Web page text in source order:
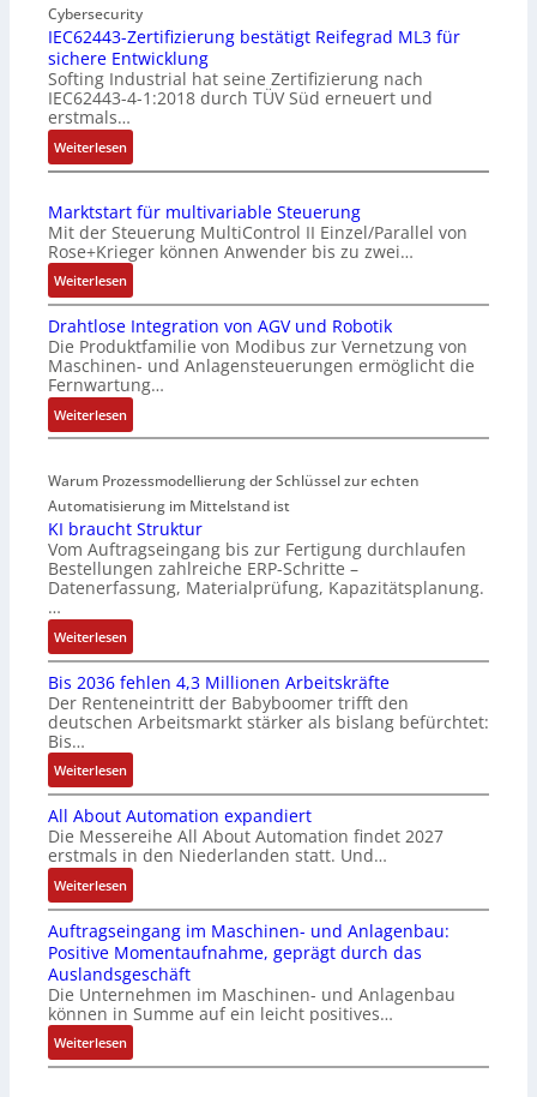
i
n
f
a
c
h
e
S
n
s
o
r
-
n
t
e
g
r
t
i
o
n
i
F
a
n
u
c
C
-
S
y
t
e
m
e
Cybersecurity
IEC62443-Zertifizierung bestätigt Reifegrad ML3 für
sichere Entwicklung
Softing Industrial hat seine Zertifizierung nach
IEC62443-4-1:2018 durch TÜV Süd erneuert und
erstmals…
Weiterlesen:
I
C
6
2
4
4
-
Z
e
r
t
f
i
z
i
e
u
n
b
e
ä
t
i
g
R
e
i
e
g
a
Marktstart für multivariable Steuerung
Mit der Steuerung MultiControl II Einzel/Parallel von
Rose+Krieger können Anwender bis zu zwei…
Weiterlesen:
M
a
r
k
t
s
t
r
t
f
ü
r
m
u
l
t
i
v
r
i
b
l
e
S
e
u
e
r
u
n
Drahtlose Integration von AGV und Robotik
Die Produktfamilie von Modibus zur Vernetzung von
Maschinen- und Anlagensteuerungen ermöglicht die
Fernwartung…
Weiterlesen:
D
a
h
t
l
o
s
e
I
n
t
e
g
r
a
t
i
o
n
v
o
n
A
G
V
u
n
d
Warum Prozessmodellierung der Schlüssel zur echten
Automatisierung im Mittelstand ist
KI braucht Struktur
Vom Auftragseingang bis zur Fertigung durchlaufen
Bestellungen zahlreiche ERP-Schritte –
Datenerfassung, Materialprüfung, Kapazitätsplanung.
…
Weiterlesen:
K
I
b
r
a
u
c
h
t
S
t
r
u
k
t
u
r
Bis 2036 fehlen 4,3 Millionen Arbeitskräfte
Der Renteneintritt der Babyboomer trifft den
deutschen Arbeitsmarkt stärker als bislang befürchtet:
Bis…
Weiterlesen:
B
i
s
2
0
3
6
f
e
h
l
e
n
All About Automation expandiert
Die Messereihe All About Automation findet 2027
erstmals in den Niederlanden statt. Und…
Weiterlesen:
A
l
l
A
b
o
u
t
Auftragseingang im Maschinen- und Anlagenbau:
Positive Momentaufnahme, geprägt durch das
Auslandsgeschäft
Die Unternehmen im Maschinen- und Anlagenbau
können in Summe auf ein leicht positives…
Weiterlesen:
A